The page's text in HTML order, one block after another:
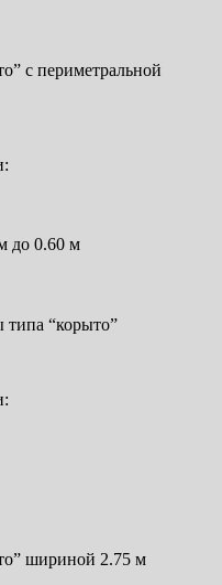
с периметральной
до 0.60 м
“корыто”
шириной 2.75 м